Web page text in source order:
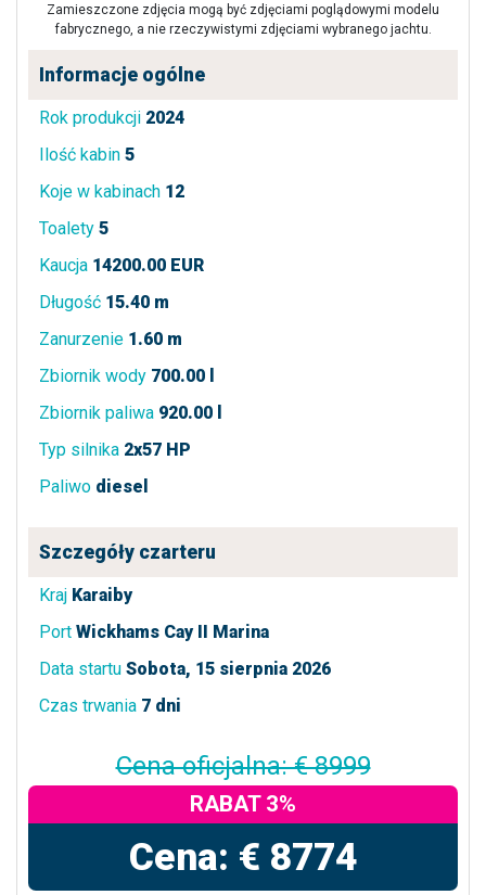
Zamieszczone zdjęcia mogą być zdjęciami poglądowymi modelu
fabrycznego, a nie rzeczywistymi zdjęciami wybranego jachtu.
Informacje ogólne
Rok produkcji 2024
Ilość kabin 5
Koje w kabinach 12
Toalety 5
Kaucja 14200.00 EUR
Długość 15.40 m
Zanurzenie 1.60 m
Zbiornik wody 700.00 l
Zbiornik paliwa 920.00 l
Typ silnika 2x57 HP
Paliwo diesel
Szczegóły czarteru
Kraj Karaiby
Port Wickhams Cay II Marina
Data startu Sobota, 15 sierpnia 2026
Czas trwania 7 dni
Cena oficjalna: € 8999
RABAT 3%
Cena: € 8774